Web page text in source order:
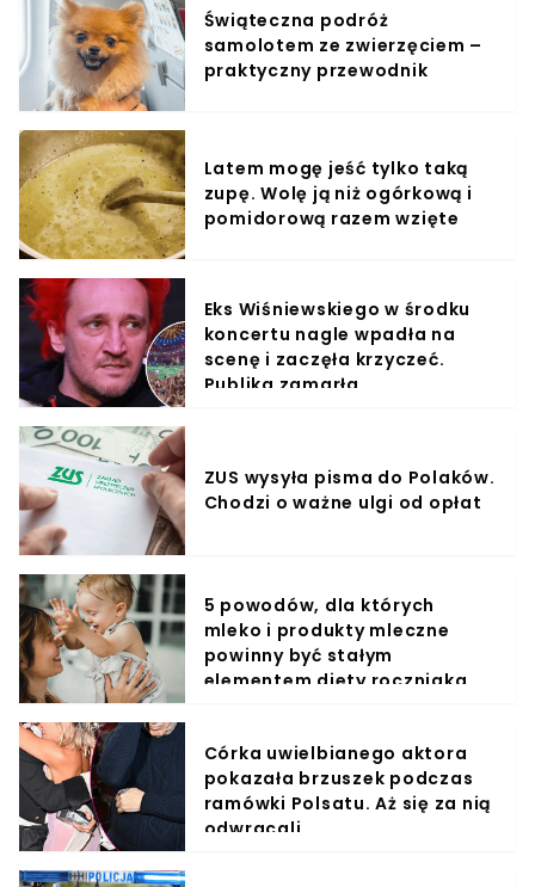
Świąteczna podróż
samolotem ze zwierzęciem –
praktyczny przewodnik
Latem mogę jeść tylko taką
zupę. Wolę ją niż ogórkową i
pomidorową razem wzięte
Eks Wiśniewskiego w środku
koncertu nagle wpadła na
scenę i zaczęła krzyczeć.
Publika zamarła
ZUS wysyła pisma do Polaków.
Chodzi o ważne ulgi od opłat
5 powodów, dla których
mleko i produkty mleczne
powinny być stałym
elementem diety roczniaka
Córka uwielbianego aktora
pokazała brzuszek podczas
ramówki Polsatu. Aż się za nią
odwracali